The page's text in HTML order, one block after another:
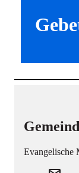
Evangelische